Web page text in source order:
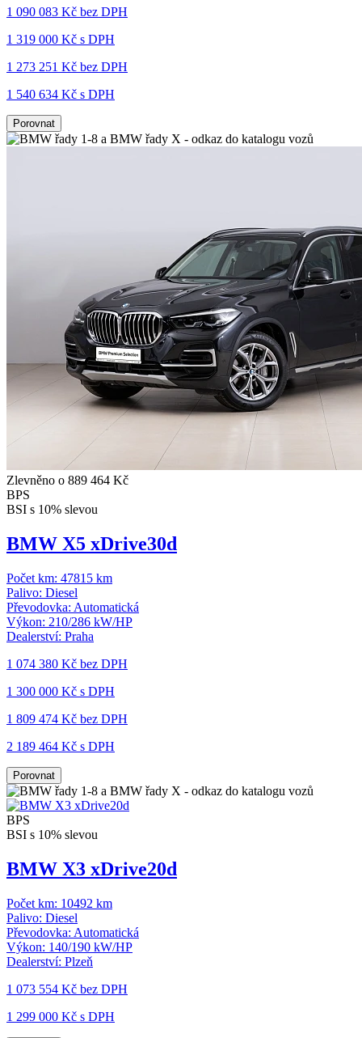
1 090 083 Kč bez DPH
1 319 000 Kč s DPH
1 273 251 Kč bez DPH
1 540 634 Kč s DPH
Porovnat
Zlevněno o 889 464 Kč
BPS
BSI s 10% slevou
BMW X5 xDrive30d
Počet km: 47815 km
Palivo: Diesel
Převodovka: Automatická
Výkon: 210/286 kW/HP
Dealerství: Praha
1 074 380 Kč bez DPH
1 300 000 Kč s DPH
1 809 474 Kč bez DPH
2 189 464 Kč s DPH
Porovnat
BPS
BSI s 10% slevou
BMW X3 xDrive20d
Počet km: 10492 km
Palivo: Diesel
Převodovka: Automatická
Výkon: 140/190 kW/HP
Dealerství: Plzeň
1 073 554 Kč bez DPH
1 299 000 Kč s DPH